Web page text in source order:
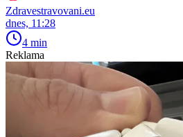
Zdravestravovani.eu
dnes, 11:28
4 min
Reklama